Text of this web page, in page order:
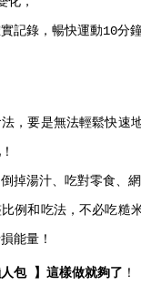
記錄，暢快運動10分
，要是無法輕鬆快速
掉湯汁、吃對零食、
例和吃法，不必吃糙
能量！
人包 】 這樣做就夠了 ！